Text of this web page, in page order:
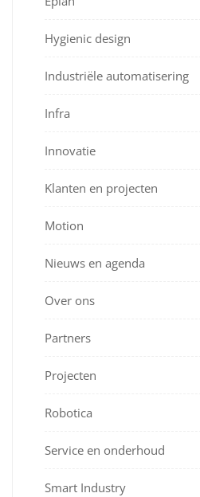
Hygienic design
Industriële automatisering
Infra
Innovatie
Klanten en projecten
Motion
Nieuws en agenda
Over ons
Partners
Projecten
Robotica
Service en onderhoud
Smart Industry